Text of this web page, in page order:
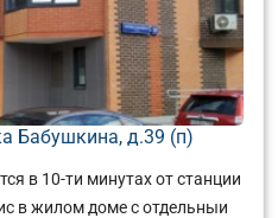
Бабушкина, д.39 (п)
в 10-ти минутах от станции
в жилом доме с отдельныи